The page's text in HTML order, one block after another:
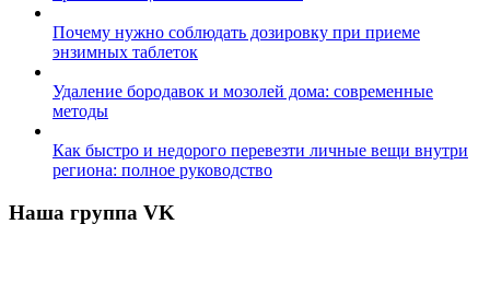
Почему нужно соблюдать дозировку при приеме
энзимных таблеток
Удаление бородавок и мозолей дома: современные
методы
Как быстро и недорого перевезти личные вещи внутри
региона: полное руководство
Наша группа VK